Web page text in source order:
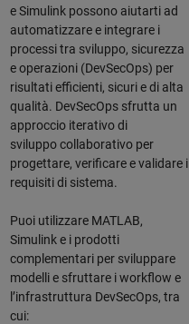
e Simulink possono aiutarti ad
automatizzare e integrare i
processi tra sviluppo, sicurezza
e operazioni (DevSecOps) per
risultati efficienti, sicuri e di alta
qualità. DevSecOps sfrutta un
approccio iterativo di
sviluppo collaborativo per
progettare, verificare e validare i
requisiti di sistema.
Puoi utilizzare MATLAB,
Simulink e i prodotti
complementari per sviluppare
modelli e sfruttare i workflow e
l’infrastruttura DevSecOps, tra
cui: